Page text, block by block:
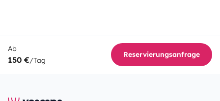
Ab
150 €/Tag
Reservierungsanfrage